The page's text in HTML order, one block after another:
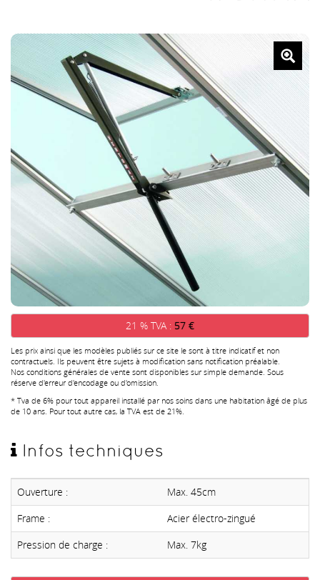
21 % TVA : 57 €
Les prix ainsi que les modèles publiés sur ce site le sont à titre indicatif et non
contractuels. Ils peuvent être sujets à modification sans notification préalable.
Nos conditions générales de vente sont disponibles sur simple demande. Sous
réserve d'erreur d'encodage ou d'omission.
* Tva de 6% pour tout appareil installé par nos soins dans une habitation âgé de plus
de 10 ans. Pour tout autre cas, la TVA est de 21%.
Infos techniques
Ouverture :
Max. 45cm
Frame :
Acier électro-zingué
Pression de charge :
Max. 7kg